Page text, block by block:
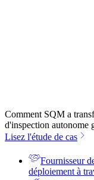
Comment SQM a
d'inspection autonome
Lisez l'étude de cas
Fournisseur
déploiement à